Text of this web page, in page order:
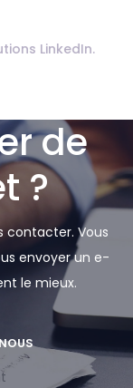
de
?
contacter. Vous
envoyer un e-
le mieux.